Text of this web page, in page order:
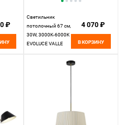
₽
Светильник
потолочный 67 см,
30W, 3000K-6000K
EVOLUCE VALLE
4 070 ₽
В КОРЗИНУ